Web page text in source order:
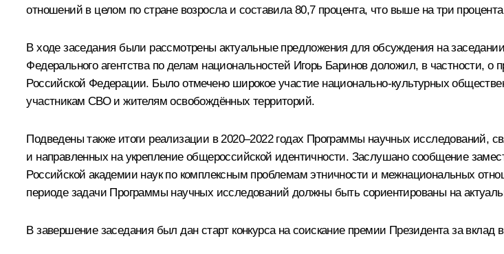
отношений в целом по стране возросла и составила 80,7 процента, что выше на три
В ходе заcедания были рассмотрены актуальные предложения для обсуждения на
Федерального агентства по делам национальностей Игорь Баринов доложил, в частности,
Российской Федерации. Было отмечено широкое участие национально-культурных
участникам СВО и жителям освобождённых территорий.
Подведены также итоги реализации в 2020–2022 годах Программы научных исследований,
и направленных на укрепление общероссийской идентичности. Заслушано сообщение
Российской академии наук по комплексным проблемам этничности и межнациональных
периоде задачи Программы научных исследований должны быть сориентированы на
В завершение заседания был дан старт конкурса на соискание премии Президента за вклад